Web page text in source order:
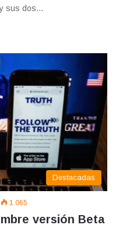
sus dos…
Destacadas
1.065
versión Beta